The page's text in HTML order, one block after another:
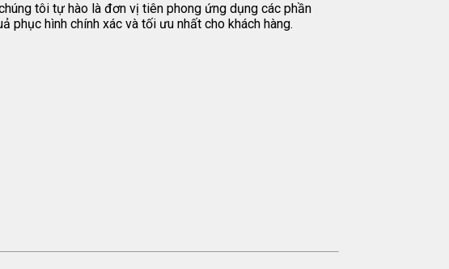
tôi tự hào là đơn vị tiên phong ứng dụng các phần
phục hình chính xác và tối ưu nhất cho khách hàng.